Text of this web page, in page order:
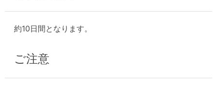
約10日間となります。
ご注意